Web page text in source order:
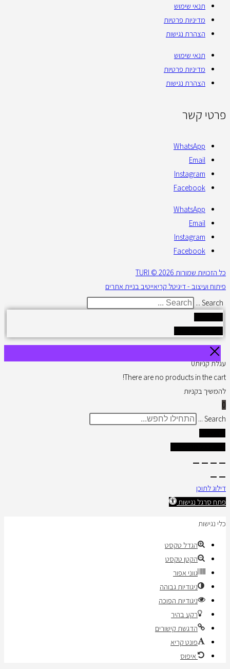
תנאי שימוש
מדיניות פרטיות
הצהרת נגישות
תנאי שימוש
מדיניות פרטיות
הצהרת נגישות
פרטי קשר
WhatsApp
Email
Instagram
Facebook
WhatsApp
Email
Instagram
Facebook
כל הזכויות שמורות 2026 © TURI
פיתוח ועיצוב - דיגיטל קריאייטיב בניית אתרים
Search ...
עגלת קניות0
There are no products in the cart!
להמשיך בקניות
0
Search ...
דילוג לתוכן
פתח סרגל נגישות
כלי נגישות
הגדל טקסט
הקטן טקסט
גווני אפור
ניגודיות גבוהה
ניגודיות הפוכה
רקע בהיר
הדגשת קישורים
פונט קריא
איפוס